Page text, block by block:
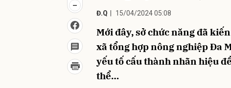
Đ.Q 15/04/2024 05:08
Mới đây, sở chức năng đã
xã tổng hợp nông nghiệp Đa
yếu tố cấu thành nhãn hiệu
thể…